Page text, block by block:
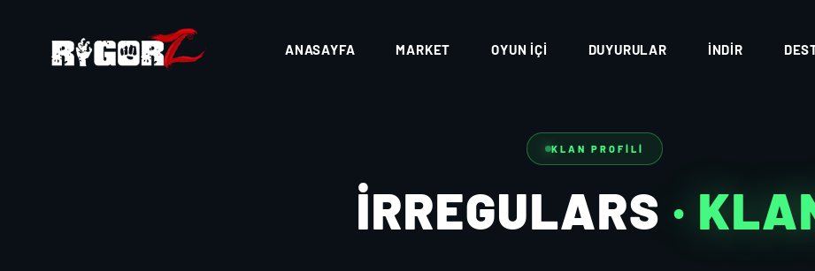
ANASAYFA MARKET OYUN İÇI DUYURULAR İNDIR
KLAN PROFILI
IRREGULARS ·